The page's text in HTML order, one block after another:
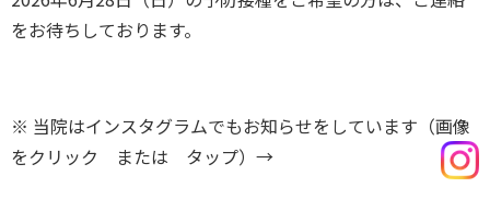
をお待ちしております。
※ 当院はインスタグラムでもお知らせをしています（画像
をクリック または タップ）→